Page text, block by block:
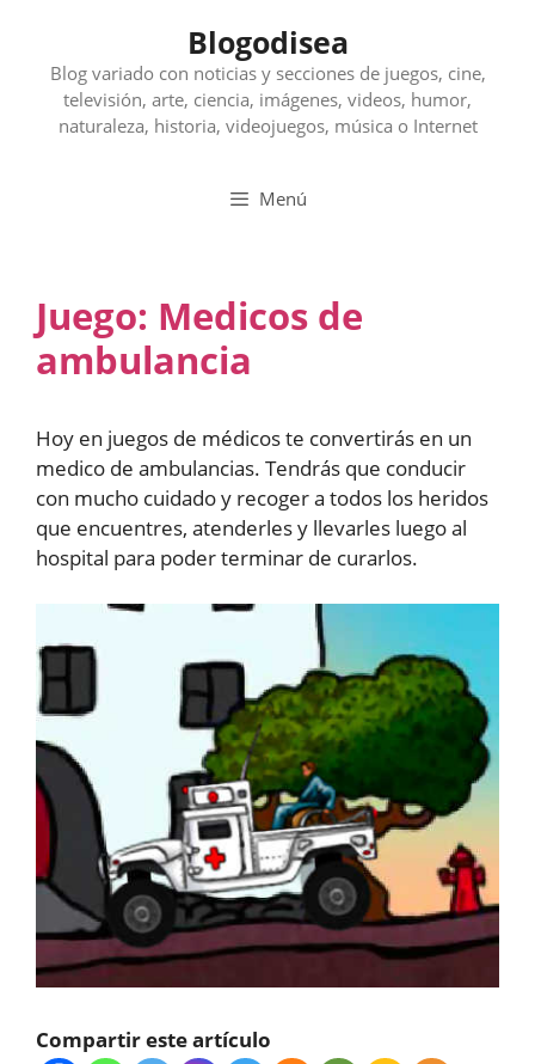
contenido
Blogodisea
Blog variado con noticias y secciones de juegos, cine,
televisión, arte, ciencia, imágenes, videos, humor,
naturaleza, historia, videojuegos, música o Internet
Menú
Juego: Medicos de
ambulancia
Hoy en juegos de médicos te convertirás en un
medico de ambulancias. Tendrás que conducir
con mucho cuidado y recoger a todos los heridos
que encuentres, atenderles y llevarles luego al
hospital para poder terminar de curarlos.
Compartir este artículo